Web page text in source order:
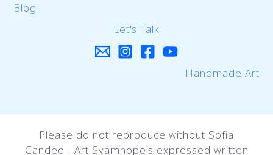
Blog
Let's Talk
Handmade Art
Please do not reproduce without Sofia
Candeo - Art Syamhope's expressed written